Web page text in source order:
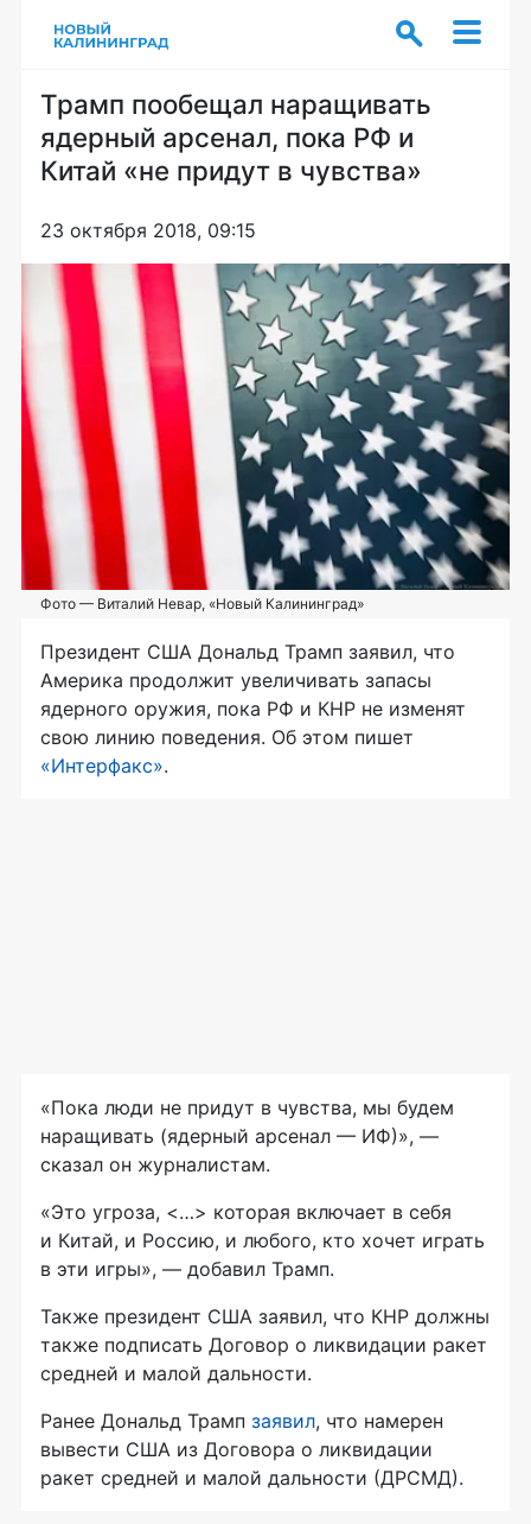
Трамп пообещал наращивать
ядерный арсенал, пока РФ и
Китай «не придут в чувства»
23 октября 2018, 09:15
Фото — Виталий Невар, «Новый Калининград»
Президент США Дональд Трамп заявил, что
Америка продолжит увеличивать запасы
ядерного оружия, пока РФ и КНР не изменят
свою линию поведения. Об этом пишет
«Интерфакс».
«Пока люди не придут в чувства, мы будем
наращивать (ядерный арсенал — ИФ)», —
сказал он журналистам.
«Это угроза, <…> которая включает в себя
и Китай, и Россию, и любого, кто хочет играть
в эти игры», — добавил Трамп.
Также президент США заявил, что КНР должны
также подписать Договор о ликвидации ракет
средней и малой дальности.
Ранее Дональд Трамп заявил, что намерен
вывести США из Договора о ликвидации
ракет средней и малой дальности (ДРСМД).